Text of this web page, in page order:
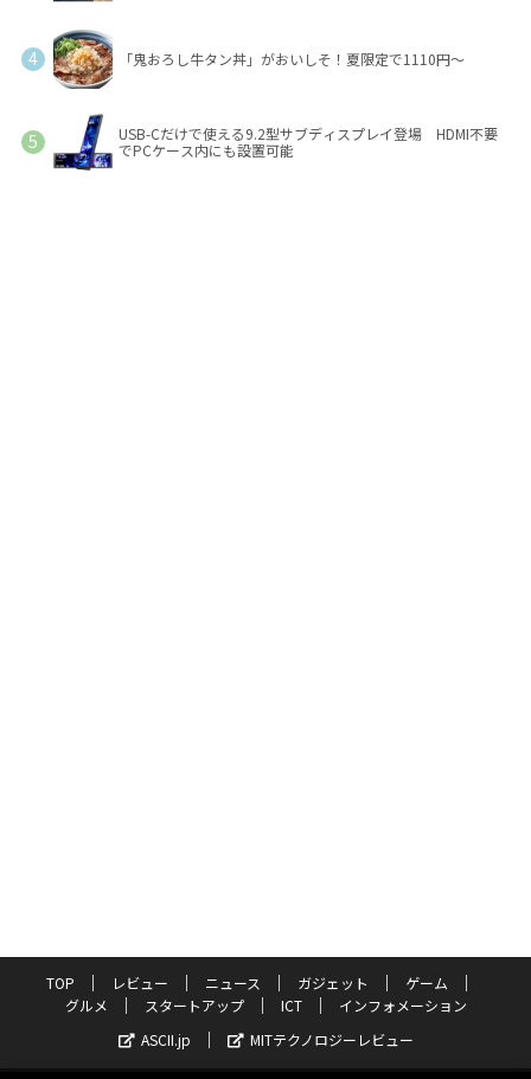
「鬼おろし牛タン丼」がおいしそ！夏限定で1110円～
USB-Cだけで使える9.2型サブディスプレイ登場 HDMI不要
でPCケース内にも設置可能
TOP レビュー ニュース ガジェット
ゲーム
グルメ
スタートアップ ICT
インフォメーション
ASCII.jp
MITテクノロジーレビュー